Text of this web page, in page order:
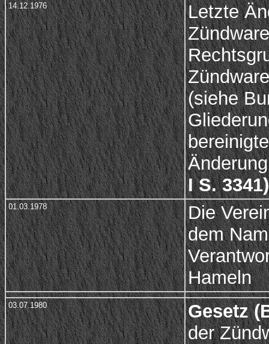
14.12.1976
Letzte
(siehe
I S. 3341)
01.03.1978
Die
dem
Hameln
03.07.1980
Gesetz
der